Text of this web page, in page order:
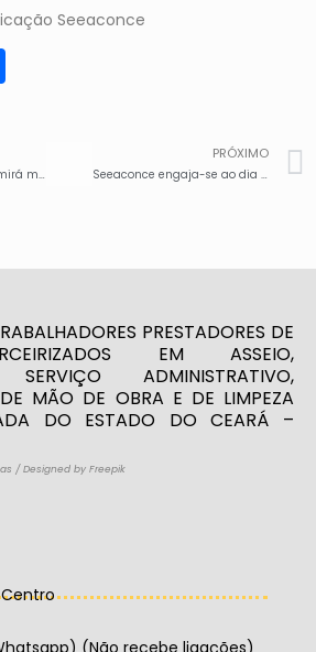
Seeaconce
Josenias gomes assumirá mandato de vereador de fortaleza
PRÓXIMO
Seeaconce engaja-se ao dia do basta
PRESTADORES DE
EM ASSEIO,
SERVIÇO ADMINISTRATIVO,
MÃO DE OBRA E DE LIMPEZA
DO ESTADO DO CEARÁ –
/ Designed by Freepik
Centro